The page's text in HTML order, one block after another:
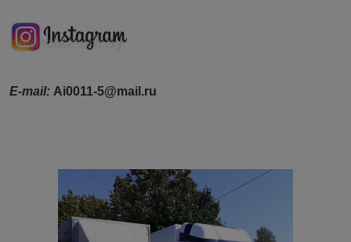
Е-mail: Ai0011-5@mail.ru